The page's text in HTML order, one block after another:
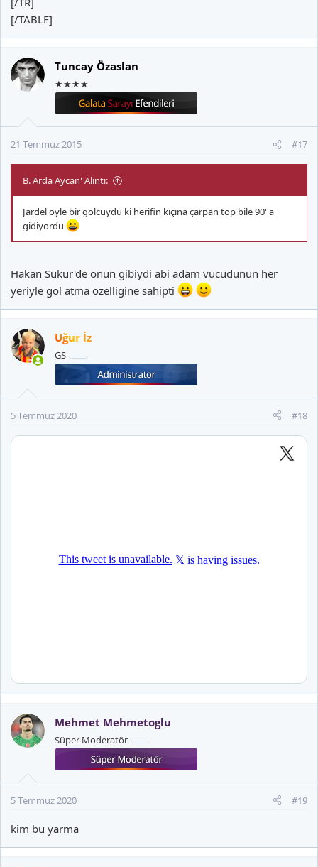
[/TABLE]
Tuncay Özaslan
★★★★
21 Temmuz 2015 #17
B. Arda Aycan' Alıntı:
Jardel öyle bir golcüydü ki herifin kıçına çarpan top bile 90' a
gidiyordu
Hakan Sukur'de onun gibiydi abi adam vucudunun her
yeriyle gol atma ozelligine sahipti
Uğur İz
GS
5 Temmuz 2020 #18
Mehmet Mehmetoglu
Süper Moderatör
5 Temmuz 2020 #19
kim bu yarma